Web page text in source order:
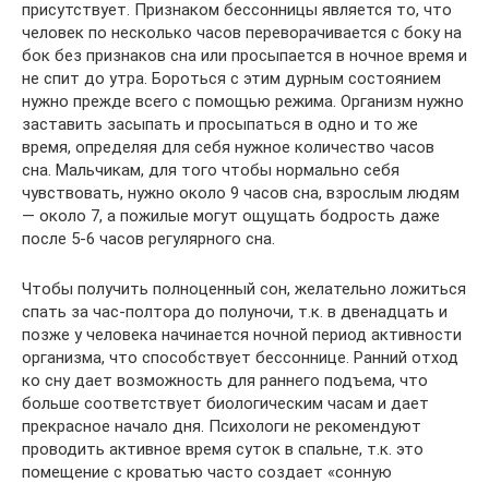
присутствует. Признаком бессонницы является то, что
человек по несколько часов переворачивается с боку на
бок без признаков сна или просыпается в ночное время и
не спит до утра. Бороться с этим дурным состоянием
нужно прежде всего с помощью режима. Организм нужно
заставить засыпать и просыпаться в одно и то же
время, определяя для себя нужное количество часов
сна. Мальчикам, для того чтобы нормально себя
чувствовать, нужно около 9 часов сна, взрослым людям
— около 7, а пожилые могут ощущать бодрость даже
после 5-6 часов регулярного сна.
Чтобы получить полноценный сон, желательно ложиться
спать за час-полтора до полуночи, т.к. в двенадцать и
позже у человека начинается ночной период активности
организма, что способствует бессоннице. Ранний отход
ко сну дает возможность для раннего подъема, что
больше соответствует биологическим часам и дает
прекрасное начало дня. Психологи не рекомендуют
проводить активное время суток в спальне, т.к. это
помещение с кроватью часто создает «сонную